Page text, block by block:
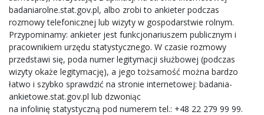
badaniarolne.stat.gov.pl, albo zrobi to ankieter podczas
rozmowy telefonicznej lub wizyty w gospodarstwie rolnym.
Przypominamy: ankieter jest funkcjonariuszem publicznym i
pracownikiem urzędu statystycznego. W czasie rozmowy
przedstawi się, poda numer legitymacji służbowej (podczas
wizyty okaże legitymację), a jego tożsamość można bardzo
łatwo i szybko sprawdzić na stronie internetowej: badania-
ankietowe.stat.gov.pl lub dzwoniąc
na infolinię statystyczną pod numerem tel.: +48 22 279 99 99.